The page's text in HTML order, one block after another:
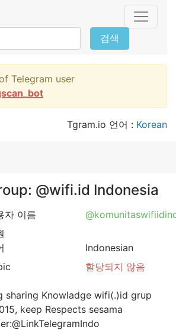
검색
Telegram user
Tgram.io 언어 : Korean
@wifi.id Indonesia
자 이름
Indonesian
할당되지 않음
sharing Knowladge wifi(.)id grup
keep Respects sesama